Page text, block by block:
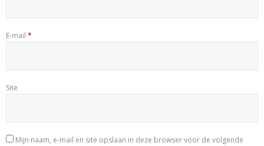
E-mail *
Site
Mijn naam, e-mail en site opslaan in deze browser voor de volgende